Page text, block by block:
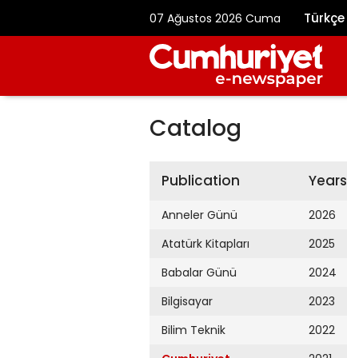
07 Ağustos 2026 Cuma Türkçe
Catalog
Publication
Anneler Günü
Atatürk Kitapları
Babalar Günü
Bilgisayar
Bilim Teknik
Years
2026
2025
2024
2023
2022